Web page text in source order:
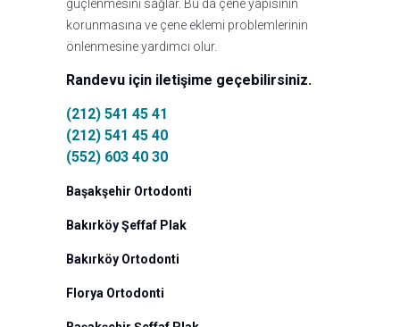
güçlenmesini sağlar. Bu da çene yapısının
korunmasına ve çene eklemi problemlerinin
önlenmesine yardımcı olur.
Randevu için iletişime geçebilirsiniz.
(212) 541 45 41
(212) 541 45 40
(552) 603 40 30
Başakşehir Ortodonti
Bakırköy Şeffaf Plak
Bakırköy Ortodonti
Florya Ortodonti